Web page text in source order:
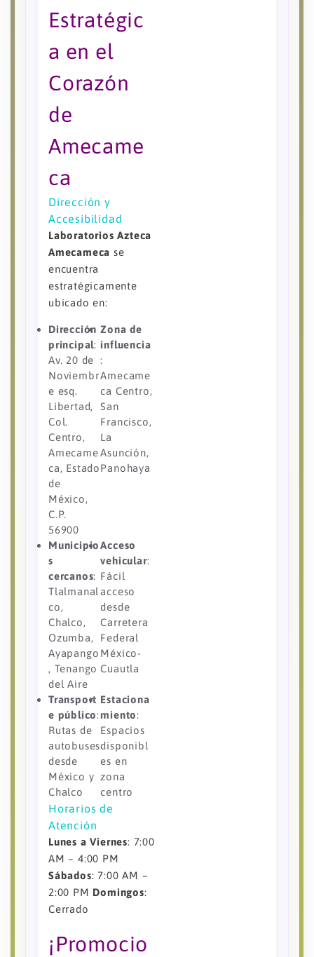
Estratégic
a en el
Corazón
de
Amecame
ca
Dirección y
Accesibilidad
Laboratorios Azteca
Amecameca se
encuentra
estratégicamente
ubicado en:
Dirección
principal:
Av. 20 de
Noviembr
e esq.
Libertad,
Col.
Centro,
Amecame
ca, Estado
de
México,
C.P.
56900
Zona de
influencia
:
Amecame
ca Centro,
San
Francisco,
La
Asunción,
Panohaya
Municipio
s
cercanos:
Tlalmanal
co,
Chalco,
Ozumba,
Ayapango
, Tenango
del Aire
Acceso
vehicular:
Fácil
acceso
desde
Carretera
Federal
México-
Cuautla
Transport
e público:
Rutas de
autobuses
desde
México y
Chalco
Estaciona
miento:
Espacios
disponibl
es en
zona
centro
Horarios de
Atención
Lunes a Viernes: 7:00
AM – 4:00 PM
Sábados: 7:00 AM –
2:00 PM Domingos:
Cerrado
¡Promocio